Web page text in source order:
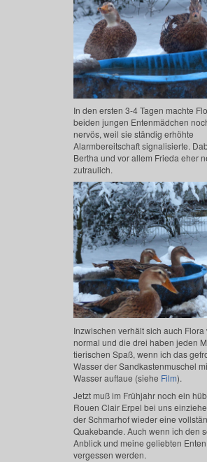
In den ersten 3-4 Tagen machte
beiden jungen Entenmädchen
nervös, weil sie ständig erhöhte
Alarmbereitschaft signalisierte.
Bertha und vor allem Frieda eher
zutraulich.
Inzwischen verhält sich auch Flora
normal und die drei haben jeden
tierischen Spaß, wenn ich das
Wasser der Sandkastenmuschel
Wasser auftaue (siehe Film).
Jetzt muß im Frühjahr noch ein
Rouen Clair Erpel bei uns
der Schmarhof wieder eine
Quakebande. Auch wenn ich den
Anblick und meine geliebten
vergessen werden.